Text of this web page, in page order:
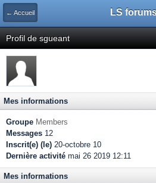
← Accueil LS
Profil de sgueant
Mes informations
Groupe Members
Messages 12
Inscrit(e) (le) 20-octobre 10
Dernière activité mai 26 2019 12:11
Mes informations